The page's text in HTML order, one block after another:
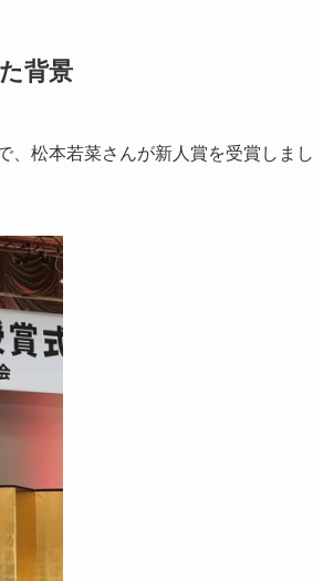
背景
、松本若菜さんが新人賞を受賞しまし